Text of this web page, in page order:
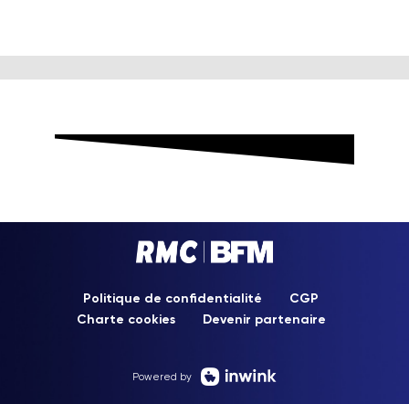
Politique de confidentialité
CGP
Charte cookies
Devenir partenaire
Powered by